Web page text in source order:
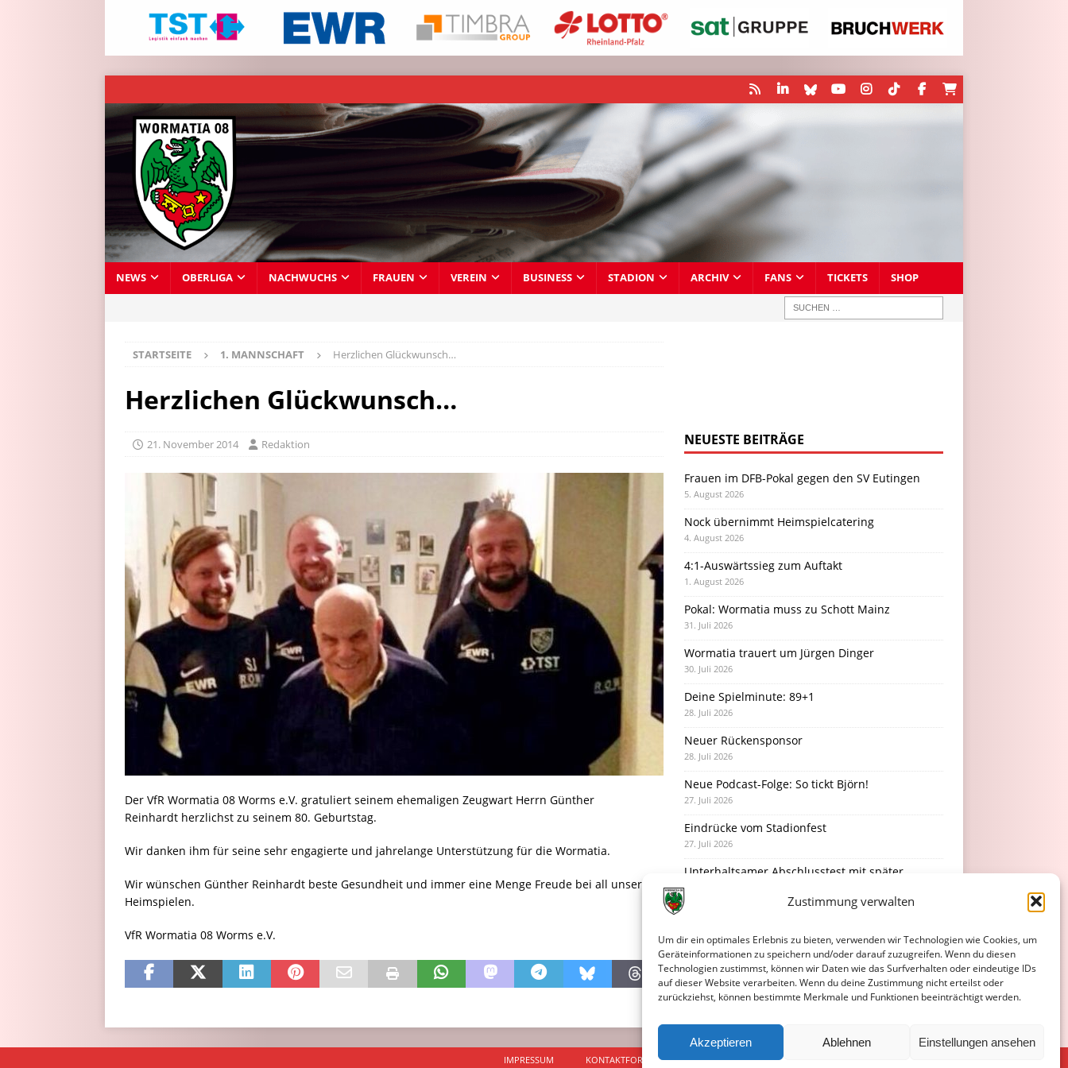
Zustimmung verwalten
Um dir ein optimales Erlebnis zu bieten, verwenden wir Technologien wie Cookies, um
Geräteinformationen zu speichern und/oder darauf zuzugreifen. Wenn du diesen
Technologien zustimmst, können wir Daten wie das Surfverhalten oder eindeutige IDs
auf dieser Website verarbeiten. Wenn du deine Zustimmung nicht erteilst oder
zurückziehst, können bestimmte Merkmale und Funktionen beeinträchtigt werden.
Akzeptieren Ablehnen Einstellungen ansehen
NEWS OBERLIGA NACHWUCHS FRAUEN VEREIN BUSINESS STADION ARCHIV FANS TICKETS SHOP
STARTSEITE 1. MANNSCHAFT Herzlichen Glückwunsch…
Herzlichen Glückwunsch…
21. November 2014 Redaktion
Der VfR Wormatia 08 Worms e.V. gratuliert seinem ehemaligen Zeugwart Herrn Günther
Reinhardt herzlichst zu seinem 80. Geburtstag.
Wir danken ihm für seine sehr engagierte und jahrelange Unterstützung für die Wormatia.
Wir wünschen Günther Reinhardt beste Gesundheit und immer eine Menge Freude bei all unseren
Heimspielen.
VfR Wormatia 08 Worms e.V.
NEUESTE BEITRÄGE
Frauen im DFB-Pokal gegen den SV Eutingen
5. August 2026
Nock übernimmt Heimspielcatering
4. August 2026
4:1-Auswärtssieg zum Auftakt
1. August 2026
Pokal: Wormatia muss zu Schott Mainz
31. Juli 2026
Wormatia trauert um Jürgen Dinger
30. Juli 2026
Deine Spielminute: 89+1
28. Juli 2026
Neuer Rückensponsor
28. Juli 2026
Neue Podcast-Folge: So tickt Björn!
27. Juli 2026
Eindrücke vom Stadionfest
27. Juli 2026
Unterhaltsamer Abschlusstest mit später
Niederlage
25. Juli 2026
IMPRESSUM KONTAKTFORMULAR DATENSCHUTZERKLÄRUNG